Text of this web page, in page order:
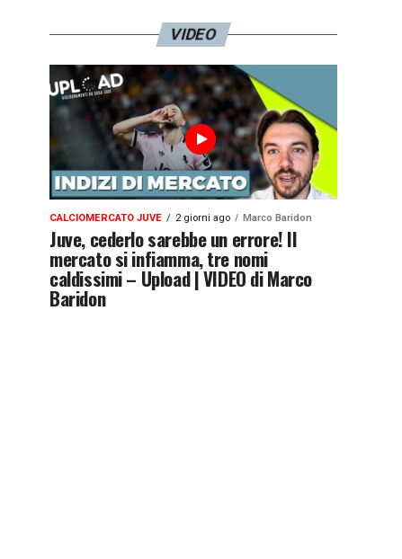
VIDEO
CALCIOMERCATO JUVE 2 giorni ago Marco Baridon
Juve, cederlo sarebbe un errore! Il
mercato si infiamma, tre nomi
caldissimi – Upload | VIDEO di Marco
Baridon